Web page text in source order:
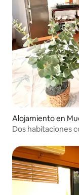
Alojamiento en
Dos habitaciones